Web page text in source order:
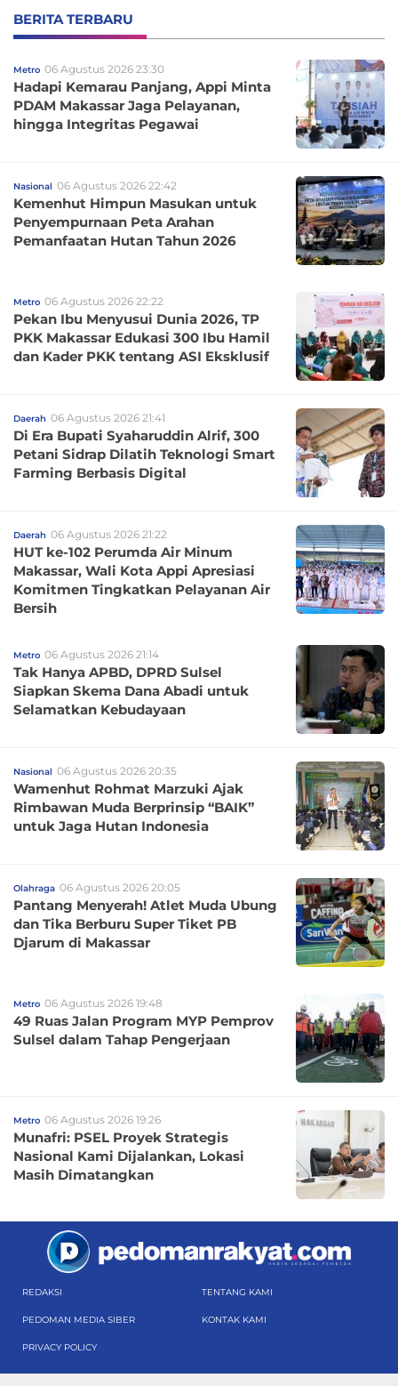
BERITA TERBARU
Metro 06 Agustus 2026 23:30
Hadapi Kemarau Panjang, Appi Minta
PDAM Makassar Jaga Pelayanan,
hingga Integritas Pegawai
Nasional 06 Agustus 2026 22:42
Kemenhut Himpun Masukan untuk
Penyempurnaan Peta Arahan
Pemanfaatan Hutan Tahun 2026
Metro 06 Agustus 2026 22:22
Pekan Ibu Menyusui Dunia 2026, TP
PKK Makassar Edukasi 300 Ibu Hamil
dan Kader PKK tentang ASI Eksklusif
Daerah 06 Agustus 2026 21:41
Di Era Bupati Syaharuddin Alrif, 300
Petani Sidrap Dilatih Teknologi Smart
Farming Berbasis Digital
Daerah 06 Agustus 2026 21:22
HUT ke-102 Perumda Air Minum
Makassar, Wali Kota Appi Apresiasi
Komitmen Tingkatkan Pelayanan Air
Bersih
Metro 06 Agustus 2026 21:14
Tak Hanya APBD, DPRD Sulsel
Siapkan Skema Dana Abadi untuk
Selamatkan Kebudayaan
Nasional 06 Agustus 2026 20:35
Wamenhut Rohmat Marzuki Ajak
Rimbawan Muda Berprinsip “BAIK”
untuk Jaga Hutan Indonesia
Olahraga 06 Agustus 2026 20:05
Pantang Menyerah! Atlet Muda Ubung
dan Tika Berburu Super Tiket PB
Djarum di Makassar
Metro 06 Agustus 2026 19:48
49 Ruas Jalan Program MYP Pemprov
Sulsel dalam Tahap Pengerjaan
Metro 06 Agustus 2026 19:26
Munafri: PSEL Proyek Strategis
Nasional Kami Dijalankan, Lokasi
Masih Dimatangkan
REDAKSI TENTANG KAMI
PEDOMAN MEDIA SIBER KONTAK KAMI
PRIVACY POLICY